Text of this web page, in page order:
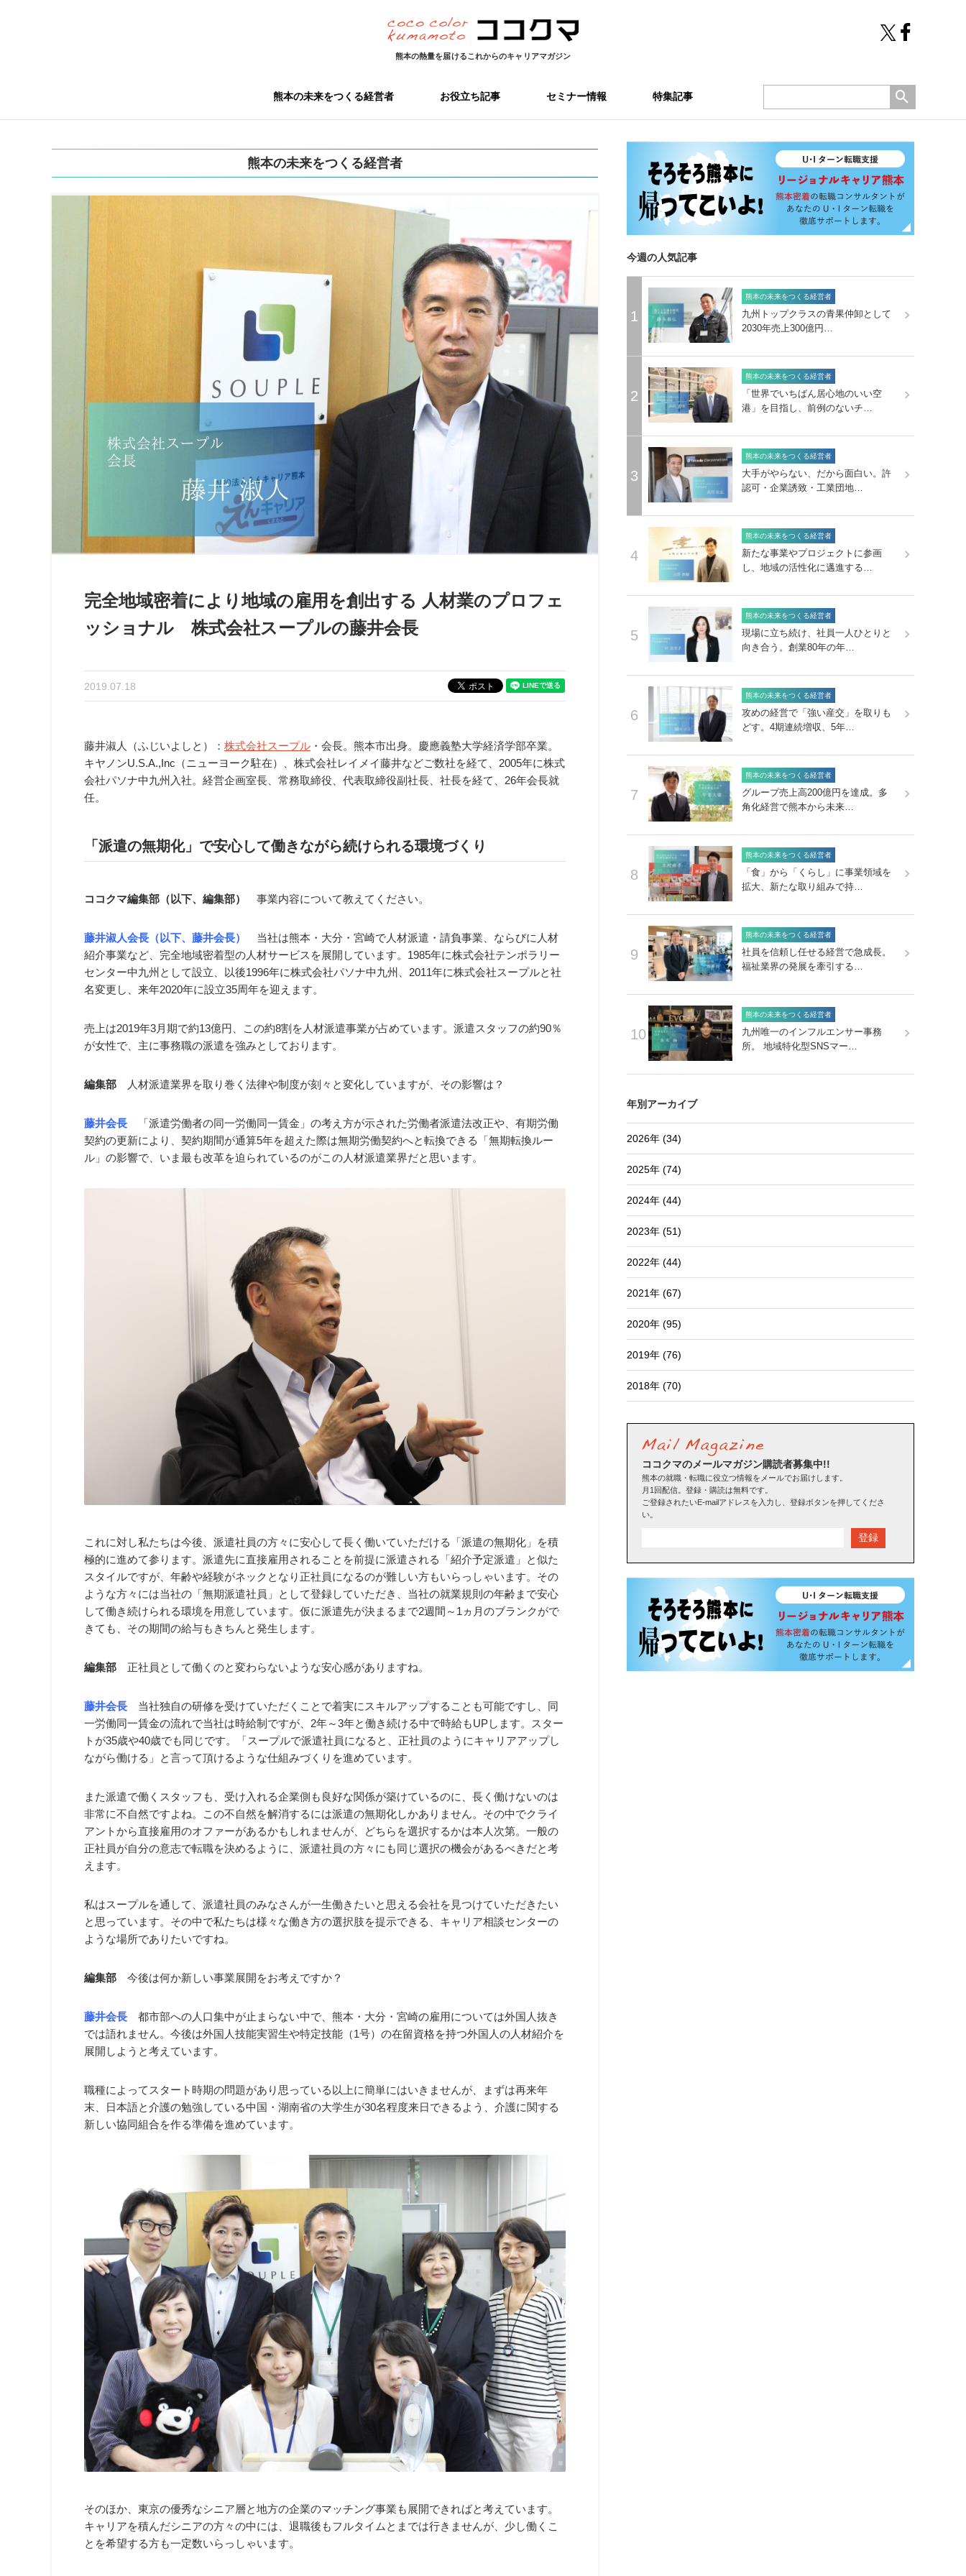
熊本の熱量を届けるこれからのキャリアマガジン
熊本の未来をつくる経営者 お役立ち記事 セミナー情報 特集記事
熊本の未来をつくる経営者
完全地域密着により地域の雇用を創出する 人材業のプロフェ
ッショナル 株式会社スープルの藤井会長
2019.07.18
藤井淑人（ふじいよしと）： 株式会社スープル ・会長。熊本市出身。慶應義塾大学経済学部卒業。
キヤノンU.S.A.,Inc（ニューヨーク駐在）、株式会社レイメイ藤井などご数社を経て、2005年に株式
会社パソナ中九州入社。経営企画室長、常務取締役、代表取締役副社長、社長を経て、26年会長就
任。
「派遣の無期化」で安心して働きながら続けられる環境づくり
ココクマ編集部（以下、編集部） 事業内容について教えてください。
藤井淑人会長（以下、藤井会長） 当社は熊本・大分・宮崎で人材派遣・請負事業、ならびに人材
紹介事業など、完全地域密着型の人材サービスを展開しています。1985年に株式会社テンポラリー
センター中九州として設立、以後1996年に株式会社パソナ中九州、2011年に株式会社スープルと社
名変更し、来年2020年に設立35周年を迎えます。
売上は2019年3月期で約13億円、この約8割を人材派遣事業が占めています。派遣スタッフの約90％
が女性で、主に事務職の派遣を強みとしております。
編集部 人材派遣業界を取り巻く法律や制度が刻々と変化していますが、その影響は？
藤井会長
「派遣労働者の同一労働同一賃金」の考え方が示された労働者派遣法改正や、有期労働
契約の更新により、契約期間が通算5年を超えた際は無期労働契約へと転換できる「無期転換ルー
ル」の影響で、いま最も改革を迫られているのがこの人材派遣業界だと思います。
これに対し私たちは今後、派遣社員の方々に安心して長く働いていただける「派遣の無期化」を積
極的に進めて参ります。派遣先に直接雇用されることを前提に派遣される「紹介予定派遣」と似た
スタイルですが、年齢や経験がネックとなり正社員になるのが難しい方もいらっしゃいます。その
ような方々には当社の「無期派遣社員」として登録していただき、当社の就業規則の年齢まで安心
して働き続けられる環境を用意しています。仮に派遣先が決まるまで2週間～1ヵ月のブランクがで
きても、その期間の給与もきちんと発生します。
編集部 正社員として働くのと変わらないような安心感がありますね。
藤井会長 当社独自の研修を受けていただくことで着実にスキルアップすることも可能ですし、同
一労働同一賃金の流れで当社は時給制ですが、2年～3年と働き続ける中で時給もUPします。スター
トが35歳や40歳でも同じです。「スープルで派遣社員になると、正社員のようにキャリアアップし
ながら働ける」と言って頂けるような仕組みづくりを進めています。
また派遣で働くスタッフも、受け入れる企業側も良好な関係が築けているのに、長く働けないのは
非常に不自然ですよね。この不自然を解消するには派遣の無期化しかありません。その中でクライ
アントから直接雇用のオファーがあるかもしれませんが、どちらを選択するかは本人次第。一般の
正社員が自分の意志で転職を決めるように、派遣社員の方々にも同じ選択の機会があるべきだと考
えます。
私はスープルを通して、派遣社員のみなさんが一生働きたいと思える会社を見つけていただきたい
と思っています。その中で私たちは様々な働き方の選択肢を提示できる、キャリア相談センターの
ような場所でありたいですね。
編集部 今後は何か新しい事業展開をお考えですか？
藤井会長
都市部への人口集中が止まらない中で、熊本・大分・宮崎の雇用については外国人抜き
では語れません。今後は外国人技能実習生や特定技能（1号）の在留資格を持つ外国人の人材紹介を
展開しようと考えています。
職種によってスタート時期の問題があり思っている以上に簡単にはいきませんが、まずは再来年
末、日本語と介護の勉強している中国・湖南省の大学生が30名程度来日できるよう、介護に関する
新しい協同組合を作る準備を進めています。
そのほか、東京の優秀なシニア層と地方の企業のマッチング事業も展開できればと考えています。
キャリアを積んだシニアの方々の中には、退職後もフルタイムとまでは行きませんが、少し働くこ
とを希望する方も一定数いらっしゃいます。
今週の人気記事
1
熊本の未来をつくる経営者
九州トップクラスの青果仲卸として
2030年売上300億円…
2
熊本の未来をつくる経営者
「世界でいちばん居心地のいい空
港」を目指し、前例のないチ…
3
熊本の未来をつくる経営者
大手がやらない、だから面白い。許
認可・企業誘致・工業団地…
4
熊本の未来をつくる経営者
新たな事業やプロジェクトに参画
し、地域の活性化に邁進する…
5
熊本の未来をつくる経営者
現場に立ち続け、社員一人ひとりと
向き合う。創業80年の年…
6
熊本の未来をつくる経営者
攻めの経営で「強い産交」を取りも
どす。4期連続増収、5年…
7
熊本の未来をつくる経営者
グループ売上高200億円を達成。多
角化経営で熊本から未来…
8
熊本の未来をつくる経営者
「食」から「くらし」に事業領域を
拡大、新たな取り組みで持…
9
熊本の未来をつくる経営者
社員を信頼し任せる経営で急成長。
福祉業界の発展を牽引する…
10
熊本の未来をつくる経営者
九州唯一のインフルエンサー事務
所。 地域特化型SNSマー…
年別アーカイブ
2026年 (34)
2025年 (74)
2024年 (44)
2023年 (51)
2022年 (44)
2021年 (67)
2020年 (95)
2019年 (76)
2018年 (70)
ココクマのメールマガジン購読者募集中!!
熊本の就職・転職に役立つ情報をメールでお届けします。
月1回配信。登録・購読は無料です。
ご登録されたいE-mailアドレスを入力し、登録ボタンを押してくださ
い。
登録